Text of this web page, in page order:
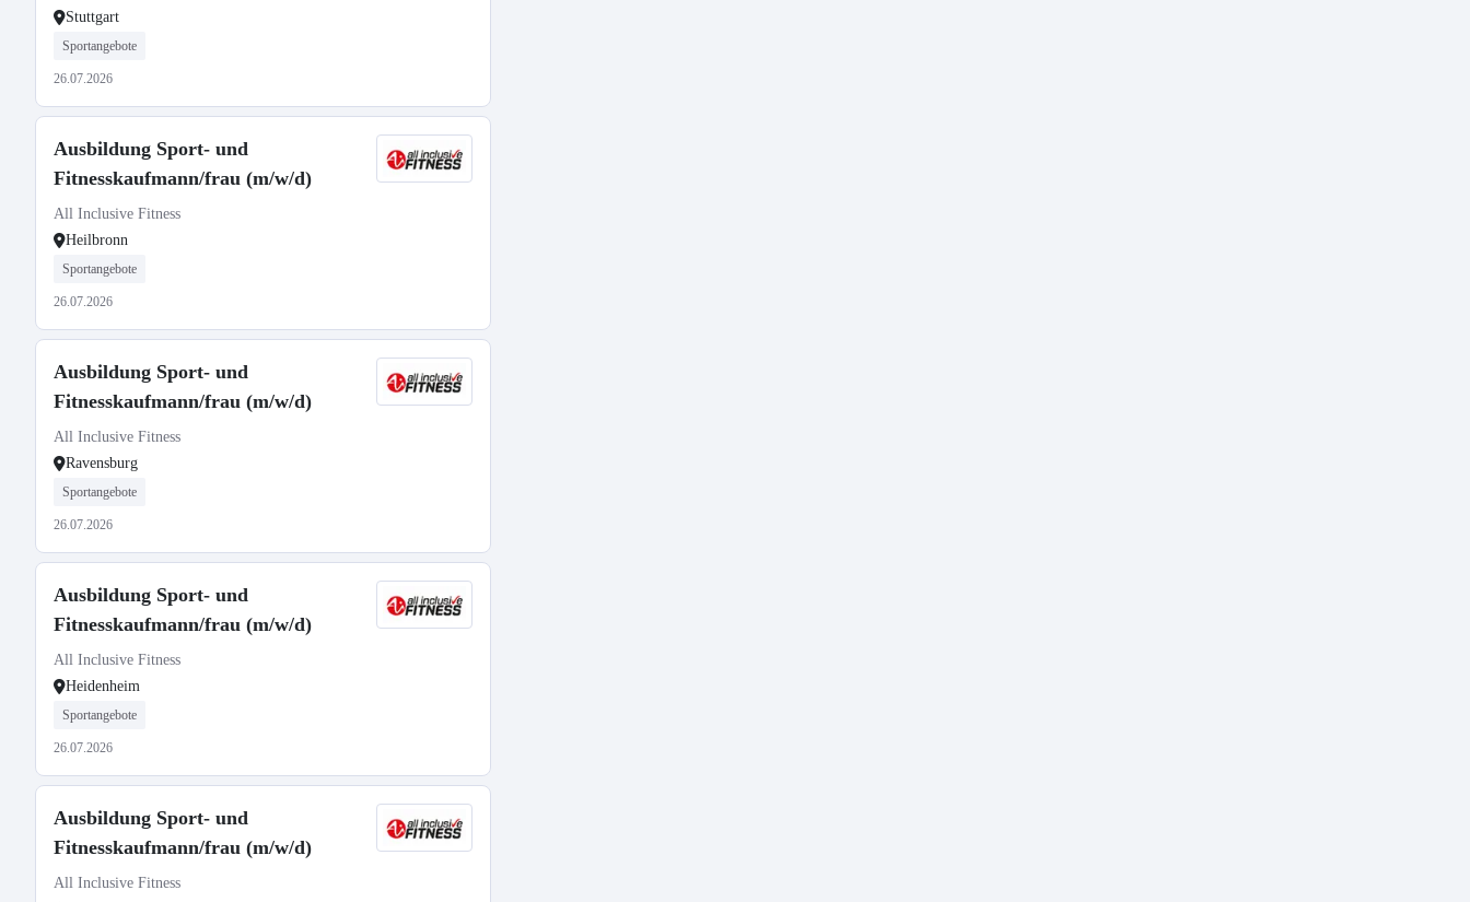
Stuttgart
Sportangebote
26.07.2026
Ausbildung Sport- und
Fitnesskaufmann/frau (m/w/d)
All Inclusive Fitness
Heilbronn
Sportangebote
26.07.2026
Ausbildung Sport- und
Fitnesskaufmann/frau (m/w/d)
All Inclusive Fitness
Ravensburg
Sportangebote
26.07.2026
Ausbildung Sport- und
Fitnesskaufmann/frau (m/w/d)
All Inclusive Fitness
Heidenheim
Sportangebote
26.07.2026
Ausbildung Sport- und
Fitnesskaufmann/frau (m/w/d)
All Inclusive Fitness